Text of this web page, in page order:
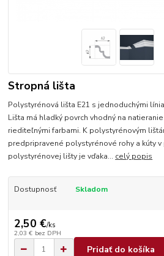
Stropná lišta
Polystyrénová lišta E21 s jednoduchými
Lišta má hladký povrch vhodný na
riediteľnými farbami. K polystyrénovým
predpripravené polystyrénové rohy a kúty
polystyrénovej lišty je vďaka... celý popis
Dostupnosť Skladom
2,50 €/ks
2,03 € bez DPH
Pridať do košíka